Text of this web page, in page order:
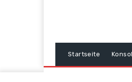
Startseite